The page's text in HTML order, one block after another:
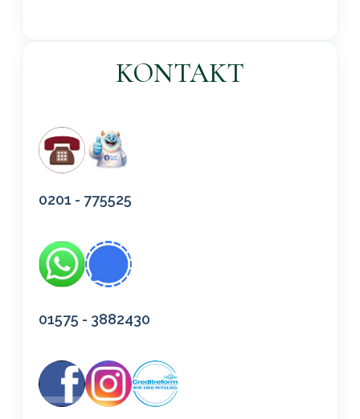
KONTAKT
0201 - 775525
01575 - 3882430